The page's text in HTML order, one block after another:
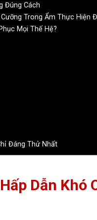
Đúng Cách
Trong Ẩm Thực Hiện
Mọi Thế Hệ?
Đáng Thử Nhất
Dẫn Khó